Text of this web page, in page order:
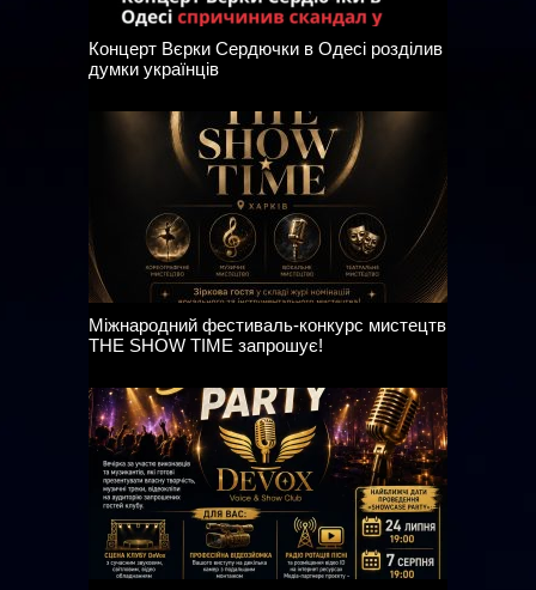
Концерт Вєрки Сердючки в Одесі розділив
думки українців
Міжнародний фестиваль-конкурс мистецтв
THE SHOW TIME запрошує!